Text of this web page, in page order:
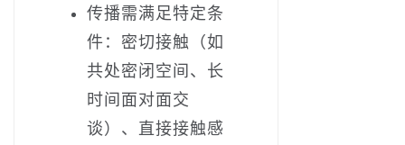
传播需满足特定条
件：密切接触（如
共处密闭空间、长
时间面对面交
谈）、直接接触感